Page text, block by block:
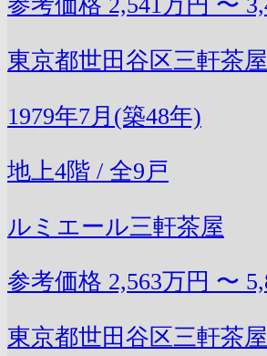
参考価格 2,541万円 〜
東京都世田谷区三軒茶
1979年7月(築48年)
地上4階 / 全9戸
ルミエール三軒茶屋
参考価格 2,563万円 〜
東京都世田谷区三軒茶